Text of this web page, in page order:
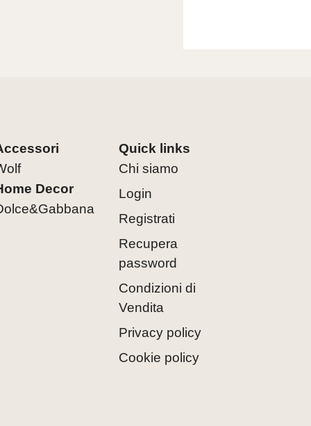
Decor
Quick links
Chi siamo
Login
Registrati
Recupera
password
Condizioni di
Vendita
Privacy policy
Cookie policy